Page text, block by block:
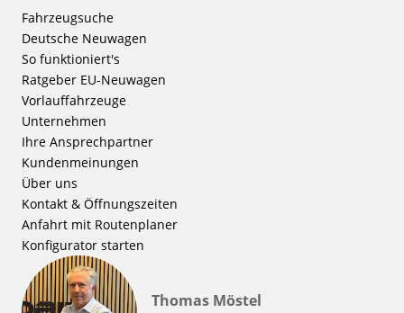
Fahrzeugsuche
Deutsche Neuwagen
So funktioniert's
Ratgeber EU-Neuwagen
Vorlauffahrzeuge
Unternehmen
Ihre Ansprechpartner
Kundenmeinungen
Über uns
Kontakt & Öffnungszeiten
Anfahrt mit Routenplaner
Konfigurator starten
Thomas Möstel